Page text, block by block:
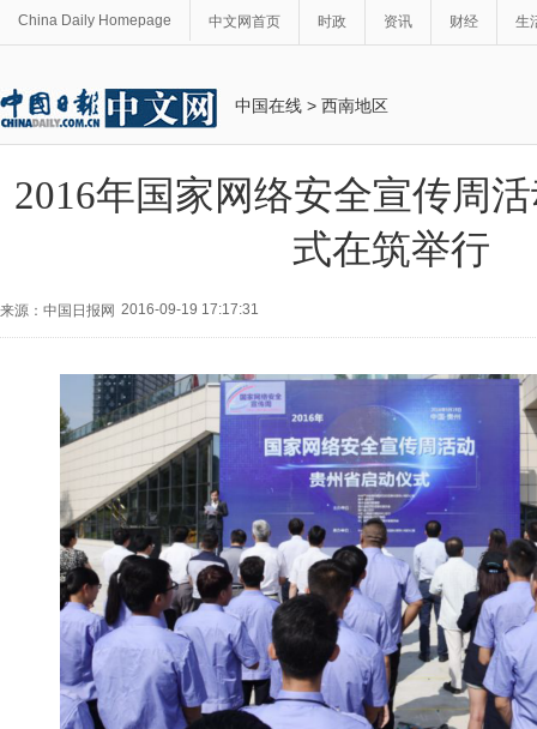
China Daily Homepage 中文网首页 时政 资讯 财经 生
中国在线 > 西南地区
2016年国家网络安全宣传周
式在筑举行
来源：中国日报网 2016-09-19 17:17:31